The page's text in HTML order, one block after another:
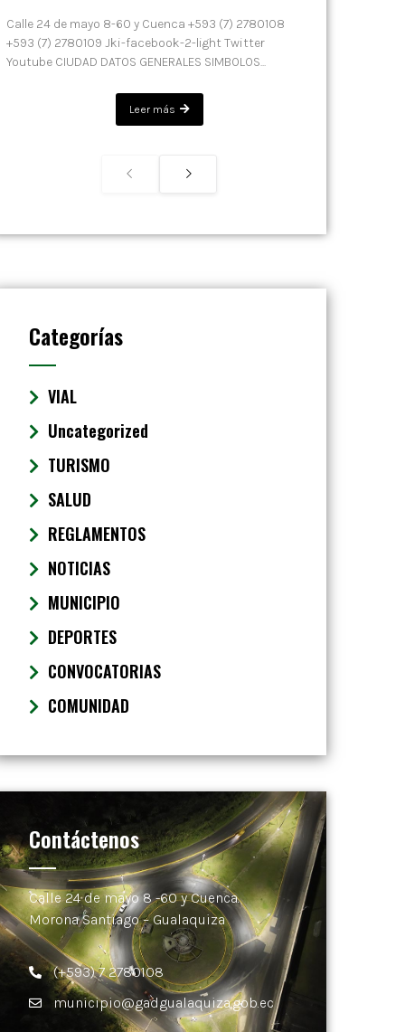
Calle 24 de mayo 8-60 y Cuenca +593 (7) 2780108
+593 (7) 2780109 Jki-facebook-2-light Twitter
Youtube CIUDAD DATOS GENERALES SIMBOLOS...
Leer más
Categorías
VIAL
Uncategorized
TURISMO
SALUD
REGLAMENTOS
NOTICIAS
MUNICIPIO
DEPORTES
CONVOCATORIAS
COMUNIDAD
Contáctenos
Calle 24 de mayo 8 -60 y Cuenca.
Morona Santiago – Gualaquiza
(+593) 7 2780108
municipio@gadgualaquiza.gob.ec